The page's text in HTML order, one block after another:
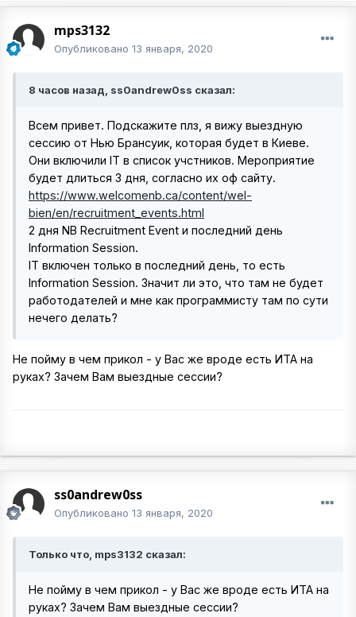
mps3132
Опубликовано 13 января, 2020
8 часов назад, ss0andrew0ss сказал:
Всем привет. Подскажите плз, я вижу выездную
сессию от Нью Брансуик, которая будет в Киеве.
Они включили IT в список учстников. Мероприятие
будет длиться 3 дня, согласно их оф сайту.
https://www.welcomenb.ca/content/wel-
bien/en/recruitment_events.html
2 дня NB Recruitment Event и последний день
Information Session.
IT включен только в последний день, то есть
Information Session. Значит ли это, что там не будет
работодателей и мне как программисту там по сути
нечего делать?
Не пойму в чем прикол - у Вас же вроде есть ИТА на
руках? Зачем Вам выездные сессии?
ss0andrew0ss
Опубликовано 13 января, 2020
Только что, mps3132 сказал:
Не пойму в чем прикол - у Вас же вроде есть ИТА на
руках? Зачем Вам выездные сессии?